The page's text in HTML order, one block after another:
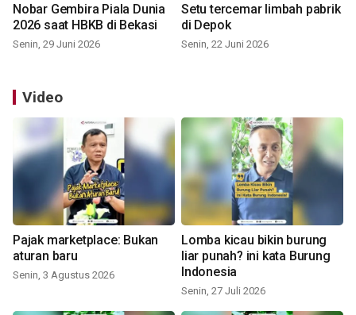
Nobar Gembira Piala Dunia
2026 saat HBKB di Bekasi
Senin, 29 Juni 2026
Setu tercemar limbah pabrik
di Depok
Senin, 22 Juni 2026
Video
Pajak marketplace: Bukan
aturan baru
Senin, 3 Agustus 2026
Lomba kicau bikin burung
liar punah? ini kata Burung
Indonesia
Senin, 27 Juli 2026